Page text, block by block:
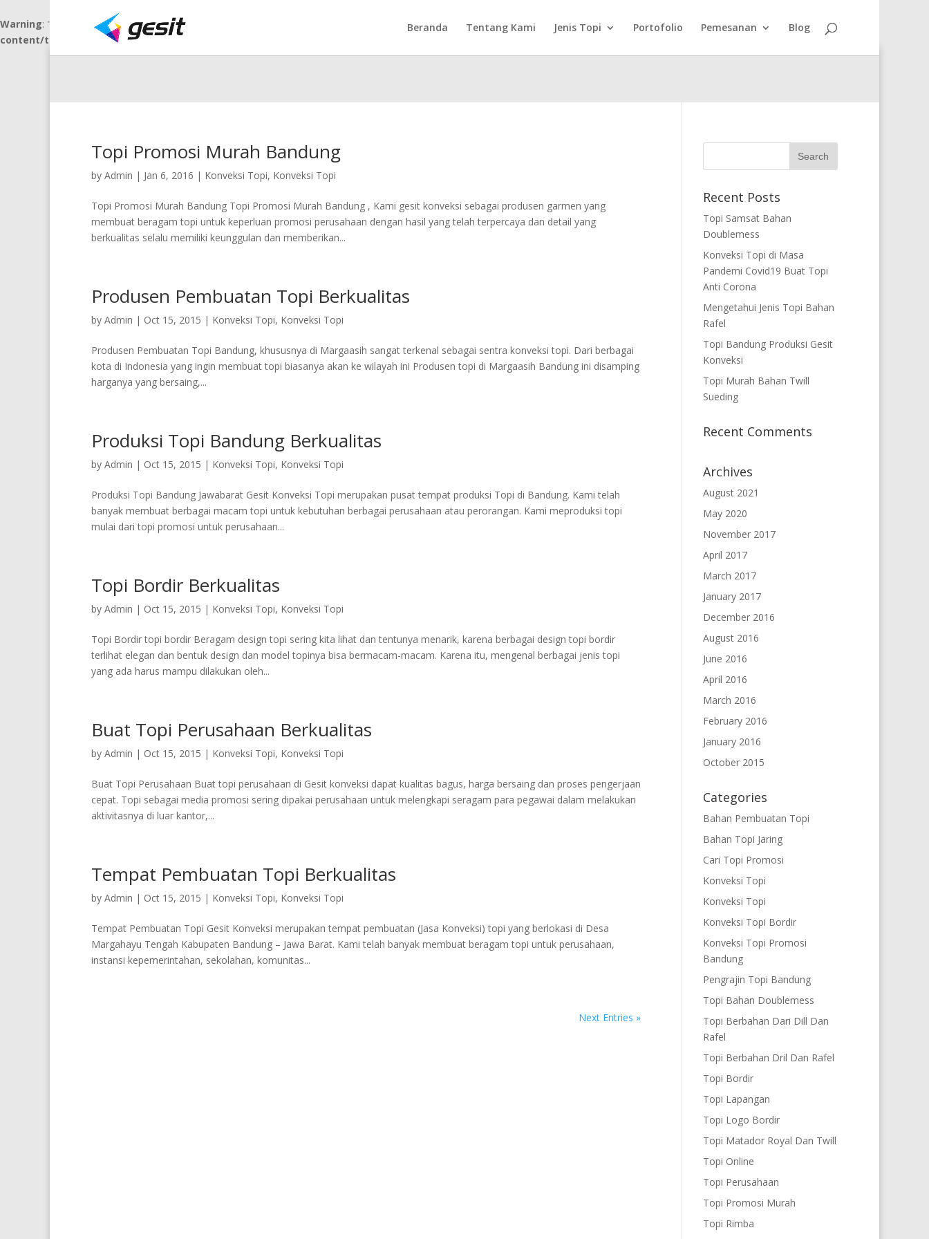
Warning: "continue" targeting switch is equivalent to "break". Did you mean to use "continue 2"? in
/home/vwvovynu/gesitkonveksi.com/wp-
content/themes/topigesit/includes/builder/functions.php
Beranda Tentang Kami Jenis Topi Portofolio Pemesanan Blog
Topi Promosi Murah Bandung
by Admin | Jan 6, 2016 | Konveksi Topi, Konveksi Topi
Topi Promosi Murah Bandung Topi Promosi Murah Bandung , Kami gesit konveksi sebagai produsen garmen yang
membuat beragam topi untuk keperluan promosi perusahaan dengan hasil yang telah terpercaya dan detail yang
berkualitas selalu memiliki keunggulan dan memberikan...
Produsen Pembuatan Topi Berkualitas
by Admin | Oct 15, 2015 | Konveksi Topi, Konveksi Topi
Produsen Pembuatan Topi Bandung, khususnya di Margaasih sangat terkenal sebagai sentra konveksi topi. Dari berbagai
kota di Indonesia yang ingin membuat topi biasanya akan ke wilayah ini Produsen topi di Margaasih Bandung ini disamping
harganya yang bersaing,...
Produksi Topi Bandung Berkualitas
by Admin | Oct 15, 2015 | Konveksi Topi, Konveksi Topi
Produksi Topi Bandung Jawabarat Gesit Konveksi Topi merupakan pusat tempat produksi Topi di Bandung. Kami telah
banyak membuat berbagai macam topi untuk kebutuhan berbagai perusahaan atau perorangan. Kami meproduksi topi
mulai dari topi promosi untuk perusahaan...
Topi Bordir Berkualitas
by Admin | Oct 15, 2015 | Konveksi Topi, Konveksi Topi
Topi Bordir topi bordir Beragam design topi sering kita lihat dan tentunya menarik, karena berbagai design topi bordir
terlihat elegan dan bentuk design dan model topinya bisa bermacam-macam. Karena itu, mengenal berbagai jenis topi
yang ada harus mampu dilakukan oleh...
Buat Topi Perusahaan Berkualitas
by Admin | Oct 15, 2015 | Konveksi Topi, Konveksi Topi
Buat Topi Perusahaan Buat topi perusahaan di Gesit konveksi dapat kualitas bagus, harga bersaing dan proses pengerjaan
cepat. Topi sebagai media promosi sering dipakai perusahaan untuk melengkapi seragam para pegawai dalam melakukan
aktivitasnya di luar kantor,...
Tempat Pembuatan Topi Berkualitas
by Admin | Oct 15, 2015 | Konveksi Topi, Konveksi Topi
Tempat Pembuatan Topi Gesit Konveksi merupakan tempat pembuatan (Jasa Konveksi) topi yang berlokasi di Desa
Margahayu Tengah Kabupaten Bandung – Jawa Barat. Kami telah banyak membuat beragam topi untuk perusahaan,
instansi kepemerintahan, sekolahan, komunitas...
Next Entries »
Recent Posts
Topi Samsat Bahan
Doublemess
Konveksi Topi di Masa
Pandemi Covid19 Buat Topi
Anti Corona
Mengetahui Jenis Topi Bahan
Rafel
Topi Bandung Produksi Gesit
Konveksi
Topi Murah Bahan Twill
Sueding
Recent Comments
Archives
August 2021
May 2020
November 2017
April 2017
March 2017
January 2017
December 2016
August 2016
June 2016
April 2016
March 2016
February 2016
January 2016
October 2015
Categories
Bahan Pembuatan Topi
Bahan Topi Jaring
Cari Topi Promosi
Konveksi Topi
Konveksi Topi
Konveksi Topi Bordir
Konveksi Topi Promosi
Bandung
Pengrajin Topi Bandung
Topi Bahan Doublemess
Topi Berbahan Dari Dill Dan
Rafel
Topi Berbahan Dril Dan Rafel
Topi Bordir
Topi Lapangan
Topi Logo Bordir
Topi Matador Royal Dan Twill
Topi Online
Topi Perusahaan
Topi Promosi Murah
Topi Rimba